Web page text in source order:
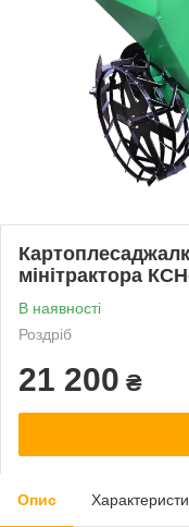
мінітрактора
В наявності
Роздріб
21 200 ₴
Опис